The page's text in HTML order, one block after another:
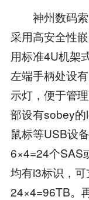
神州数码索
采用高安全性
用标准4U机架
左端手柄处设
示灯，便于管
部设有sobey的
鼠标等USB设
6×4=24个SAS
均有i3标识，
24×4=96TB。